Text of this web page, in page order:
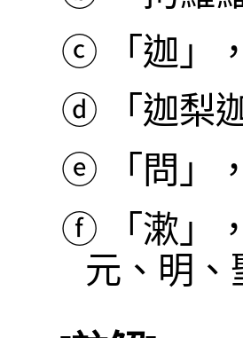
ⓒ
「迦」
ⓓ
「迦梨
ⓔ
「問」
ⓕ
「漱」
元、明